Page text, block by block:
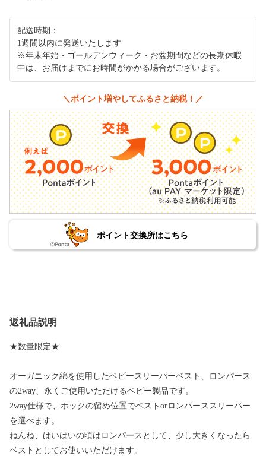
配送時期：
1週間以内に発送いたします
※年末年始・ゴールデンウィーク・お盆期間などの長期休暇
中は、お届けまでにお時間がかかる場合がございます。
＼ポイント増やしてふるさと納税！／
ポイント交換所はこちら
返礼品説明
★数量限定★
オーガニック綿を使用したベビースリーパーベスト、ロンパース
の2way、永くご使用いただけるベビー製品です。
2way仕様で、ホックの留め位置でベストorロンパーススリーパー
を選べます。
ねんね、はいはいの頃はロンパースとして、少し大きくなったら
ベストとしてお使いいただけます。